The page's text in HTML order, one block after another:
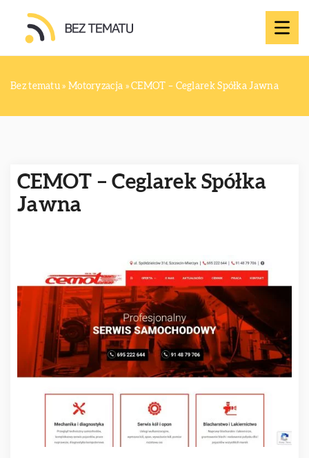
Bez tematu » Motoryzacja »CEMOT – Ceglarek Spółka Jawna
CEMOT – Ceglarek Spółka
Jawna